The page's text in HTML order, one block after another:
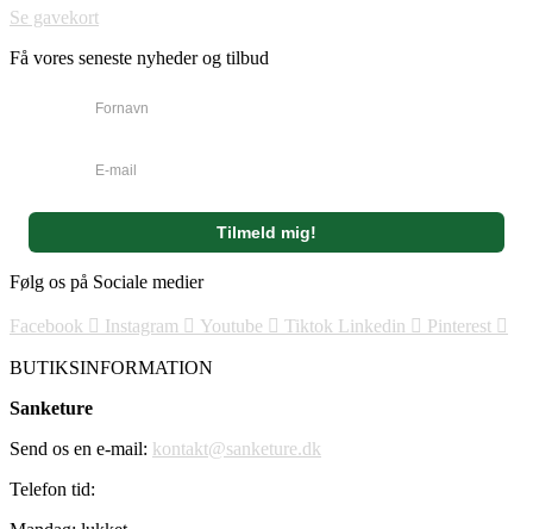
Se gavekort
Få vores seneste nyheder og tilbud
Følg os på Sociale medier
Facebook Instagram Youtube Tiktok Linkedin Pinterest
BUTIKSINFORMATION
Sanketure
Send os en e-mail: kontakt@sanketure.dk
Telefon tid: